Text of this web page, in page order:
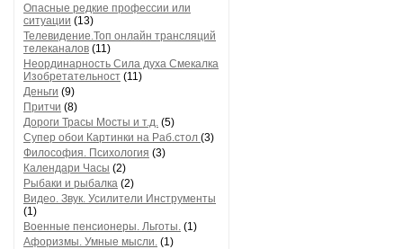
Опасные редкие профессии или
ситуации (13)
Телевидение.Топ онлайн трансляций
телеканалов (11)
Неординарность Сила духа Смекалка
Изобретательност (11)
Деньги (9)
Притчи (8)
Дороги Трасы Мосты и т.д. (5)
Супер обои Картинки на Раб.стол (3)
Философия. Психология (3)
Календари Часы (2)
Рыбаки и рыбалка (2)
Видео. Звук. Усилители Инструменты
(1)
Военные пенсионеры. Льготы. (1)
Афоризмы. Умные мысли. (1)